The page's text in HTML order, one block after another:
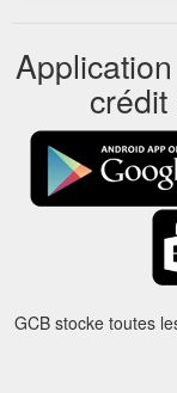
GCB stocke toutes